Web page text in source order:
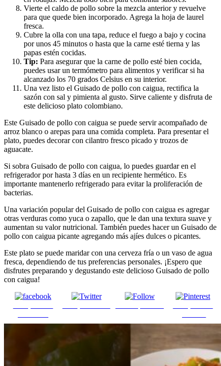
Vierte el caldo de pollo sobre la mezcla anterior y revuelve
para que quede bien incorporado. Agrega la hoja de laurel
fresca.
Cubre la olla con una tapa, reduce el fuego a bajo y cocina
por unos 45 minutos o hasta que la carne esté tierna y las
papas estén cocidas.
Tip: Para asegurar que la carne de pollo esté bien cocida,
puedes usar un termómetro para alimentos y verificar si ha
alcanzado los 70 grados Celsius en su interior.
Una vez listo el Guisado de pollo con caigua, rectifica la
sazón con sal y pimienta al gusto. Sirve caliente y disfruta de
este delicioso plato colombiano.
Este Guisado de pollo con caigua se puede servir acompañado de
arroz blanco o arepas para una comida completa. Para presentar el
plato, puedes decorar con cilantro fresco picado y trozos de
aguacate.
Si sobra Guisado de pollo con caigua, lo puedes guardar en el
refrigerador por hasta 3 días en un recipiente hermético. Es
importante mantenerlo refrigerado para evitar la proliferación de
bacterias.
Una variación popular del Guisado de pollo con caigua es agregar
otras verduras como yuca o zapallo, que le dan una textura suave y
aumentan su valor nutricional. También puedes hacer un Guisado de
pollo con caigua picante agregando más ajíes dulces o picantes.
Este plato se puede maridar con una cerveza fría o un vaso de agua
fresca, dependiendo de tus preferencias personales. ¡Espero que
disfrutes preparando y degustando este delicioso Guisado de pollo
con caigua!